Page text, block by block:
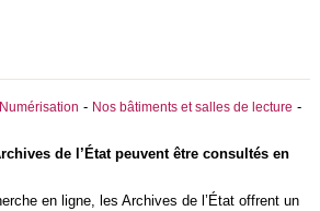
Numérisation - Nos bâtiments et salles de lecture -
de l’État peuvent être consultés en
en ligne, les Archives de l’État offrent un